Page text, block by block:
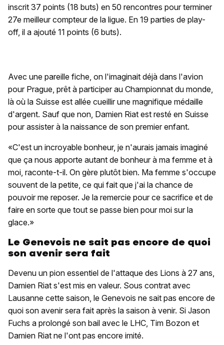
inscrit 37 points (18 buts) en 50 rencontres pour terminer
27e meilleur compteur de la ligue. En 19 parties de play-
off, il a ajouté 11 points (6 buts).
Avec une pareille fiche, on l'imaginait déjà dans l'avion
pour Prague, prêt à participer au Championnat du monde,
là où la Suisse est allée cueillir une magnifique médaille
d'argent. Sauf que non, Damien Riat est resté en Suisse
pour assister à la naissance de son premier enfant.
«C'est un incroyable bonheur, je n'aurais jamais imaginé
que ça nous apporte autant de bonheur à ma femme et à
moi, raconte-t-il. On gère plutôt bien. Ma femme s'occupe
souvent de la petite, ce qui fait que j'ai la chance de
pouvoir me reposer. Je la remercie pour ce sacrifice et de
faire en sorte que tout se passe bien pour moi sur la
glace.»
Le Genevois ne sait pas encore de quoi
son avenir sera fait
Devenu un pion essentiel de l'attaque des Lions à 27 ans,
Damien Riat s'est mis en valeur. Sous contrat avec
Lausanne cette saison, le Genevois ne sait pas encore de
quoi son avenir sera fait après la saison à venir. Si Jason
Fuchs a prolongé son bail avec le LHC, Tim Bozon et
Damien Riat ne l'ont pas encore imité.